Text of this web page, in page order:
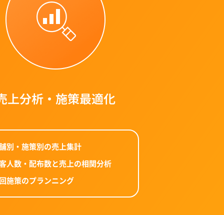
上分析・施策最適化
別・施策別の売上集計
人数・配布数と売上の相関分析
施策のプランニング